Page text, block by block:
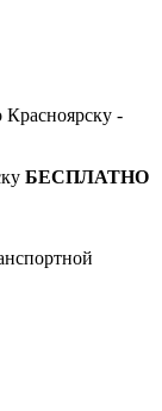
Красноярску -
БЕСПЛАТНО